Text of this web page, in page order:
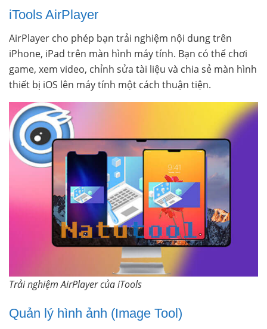
iTools AirPlayer
AirPlayer cho phép bạn trải nghiệm nội dung trên
iPhone, iPad trên màn hình máy tính. Bạn có thể chơi
game, xem video, chỉnh sửa tài liệu và chia sẻ màn hình
thiết bị iOS lên máy tính một cách thuận tiện.
Trải nghiệm AirPlayer của iTools
Quản lý hình ảnh (Image Tool)